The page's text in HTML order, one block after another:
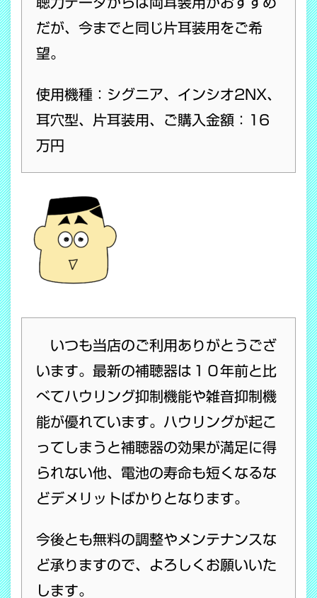
だが、今までと同じ片耳装用をご希
望。
使用機種：シグニア、インシオ2NX、
耳穴型、片耳装用、ご購入金額：16
万円
いつも当店のご利用ありがとうござ
います。最新の補聴器は１０年前と比
べてハウリング抑制機能や雑音抑制機
能が優れています。ハウリングが起こ
ってしまうと補聴器の効果が満足に得
られない他、電池の寿命も短くなるな
どデメリットばかりとなります。
今後とも無料の調整やメンテナンスな
ど承りますので、よろしくお願いいた
します。